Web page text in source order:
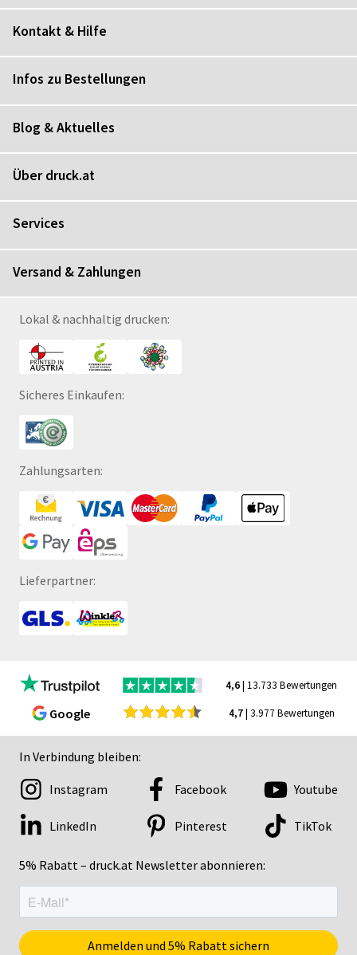
Kontakt & Hilfe
Infos zu Bestellungen
Blog & Aktuelles
Über druck.at
Services
Versand & Zahlungen
Lokal & nachhaltig drucken:
Sicheres Einkaufen:
Zahlungsarten:
Lieferpartner:
4,6| 13.733 Bewertungen
Google 4,7| 3.977 Bewertungen
In Verbindung bleiben:
5% Rabatt – druck.at Newsletter abonnieren:
Instagram Facebook Youtube
LinkedIn Pinterest TikTok